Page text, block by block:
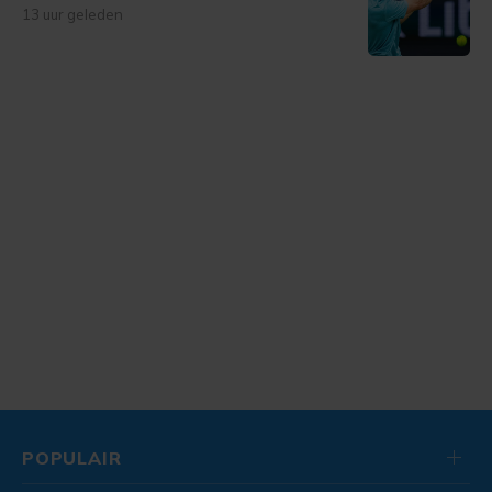
13 uur geleden
POPULAIR